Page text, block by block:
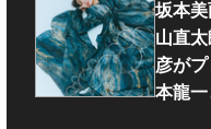
坂本
山直
彦が
本龍一